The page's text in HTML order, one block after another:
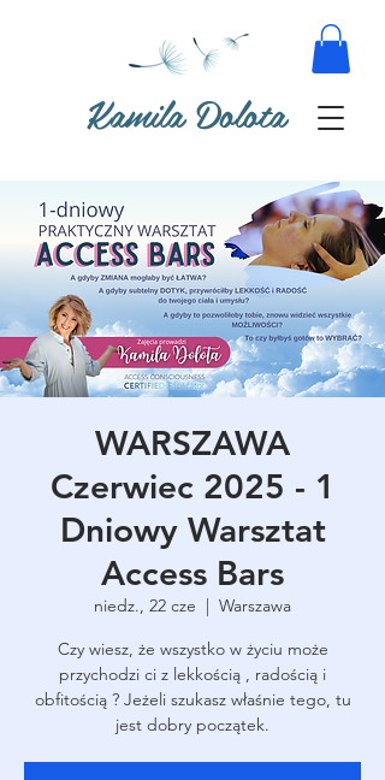
Kamila Dolota
WARSZAWA
Czerwiec 2025 - 1
Dniowy Warsztat
Access Bars
niedz., 22 cze
  |
Warszawa
Czy wiesz, że wszystko w życiu może
przychodzi ci z lekkością , radością i
obfitością ? Jeżeli szukasz właśnie tego, tu